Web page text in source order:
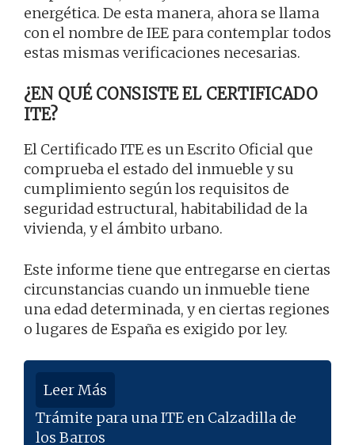
energética. De esta manera, ahora se llama
con el nombre de IEE para contemplar todos
estas mismas verificaciones necesarias.
¿EN QUÉ CONSISTE EL CERTIFICADO
ITE?
El Certificado ITE es un Escrito Oficial que
comprueba el estado del inmueble y su
cumplimiento según los requisitos de
seguridad estructural, habitabilidad de la
vivienda, y el ámbito urbano.
Este informe tiene que entregarse en ciertas
circunstancias cuando un inmueble tiene
una edad determinada, y en ciertas regiones
o lugares de España es exigido por ley.
Leer Más
Trámite para una ITE en Calzadilla de
los Barros